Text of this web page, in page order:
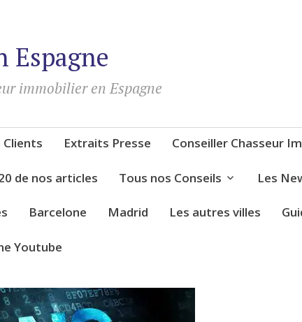
Espagne
immobilier en Espagne
Extraits Presse Conseiller Chasseur
de nos articles Tous nos Conseils Les
Barcelone Madrid Les autres villes
Youtube